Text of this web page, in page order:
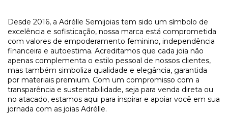
Desde 2016, a Adrélle Semijoias tem sido um símbolo de
excelência e sofisticação, nossa marca está comprometida
com valores de empoderamento feminino, independência
financeira e autoestima. Acreditamos que cada joia não
apenas complementa o estilo pessoal de nossos clientes,
mas também simboliza qualidade e elegância, garantida
por materiais premium. Com um compromisso com a
transparência e sustentabilidade, seja para venda direta ou
no atacado, estamos aqui para inspirar e apoiar você em sua
jornada com as joias Adrélle.